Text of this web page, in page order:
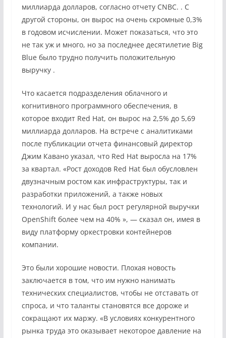
миллиарда долларов, согласно отчету CNBC. . С
другой стороны, он вырос на очень скромные 0,3%
в годовом исчислении. Может показаться, что это
не так уж и много, но за последнее десятилетие Big
Blue было труднополучить положительную
выручку .
Что касается подразделения облачного и
когнитивного программного обеспечения, в
которое входит Red Hat, он вырос на 2,5% до 5,69
миллиарда долларов. На встрече с аналитиками
после публикации отчета финансовый директор
Джим Кавано указал, что Red Hat выросла на 17%
за квартал. «Рост доходов Red Hat был обусловлен
двузначным ростом как инфраструктуры, так и
разработки приложений, а также новых
технологий. И у нас был рост регулярной выручки
OpenShift более чем на 40% », — сказал он, имея в
виду платформу оркестровки контейнеров
компании.
Это были хорошие новости. Плохая новость
заключается в том, что им нужно нанимать
технических специалистов, чтобы не отставать от
спроса, и что таланты становятся все дороже и
сокращают их маржу. «В условиях конкурентного
рынка труда это оказывает некоторое давление на